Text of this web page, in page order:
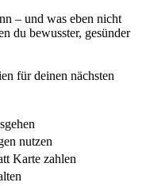
– und was eben nicht
du bewusster, gesünder
für deinen nächsten
nutzen
Karte zahlen